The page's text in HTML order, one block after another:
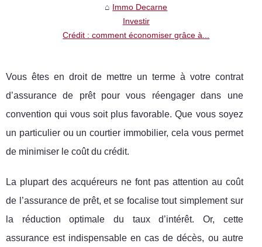
Immo Decarne
Investir
Crédit : comment économiser grâce à...
Vous êtes en droit de mettre un terme à votre contrat
d’assurance de prêt pour vous réengager dans une
convention qui vous soit plus favorable. Que vous soyez
un particulier ou un courtier immobilier, cela vous permet
de minimiser le coût du crédit.
La plupart des acquéreurs ne font pas attention au coût
de l’assurance de prêt, et se focalise tout simplement sur
la réduction optimale du taux d’intérêt. Or, cette
assurance est indispensable en cas de décès, ou autre